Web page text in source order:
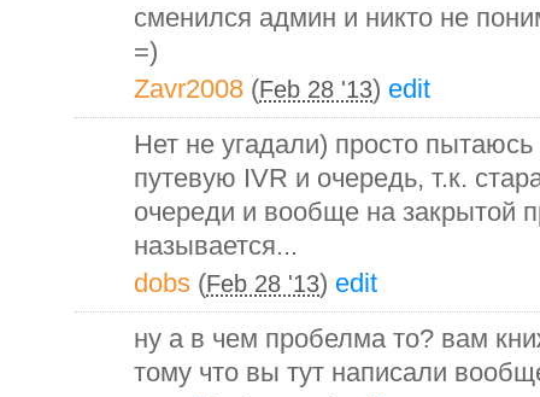
сменился админ и никто не
=)
Zavr2008 (Feb 28 '13) edit
Нет не угадали) просто пытаюсь
путевую IVR и очередь, т.к.
очереди и вообще на закрытой
называется...
dobs (Feb 28 '13) edit
ну а в чем пробелма то? вам
тому что вы тут написали